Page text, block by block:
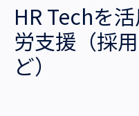
HR Techを
労支援（採
ど）